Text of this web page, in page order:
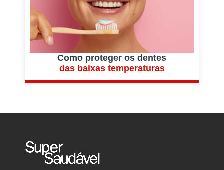
Como proteger os dentes
das baixas temperaturas